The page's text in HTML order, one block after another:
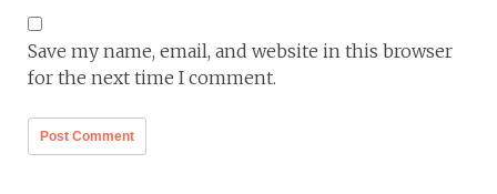
Save my name, email, and website in this browser
for the next time I comment.